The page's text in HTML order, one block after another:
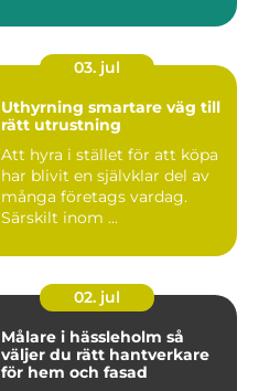
03. jul
Uthyrning smartare väg till
rätt utrustning
Att hyra i stället för att köpa
har blivit en självklar del av
många företags vardag.
Särskilt inom ...
02. jul
Målare i hässleholm så
väljer du rätt hantverkare
för hem och fasad